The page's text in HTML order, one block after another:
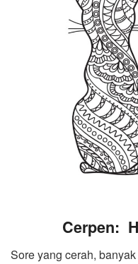
Cerpen:
Sore yang cerah,